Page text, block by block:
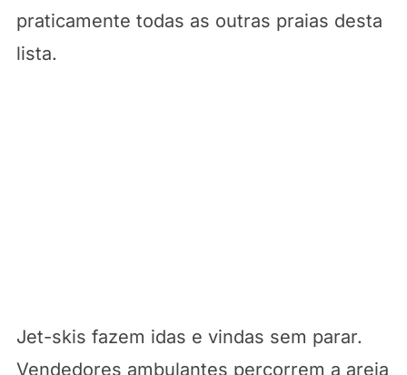
praticamente todas as outras praias desta
lista.
Jet-skis fazem idas e vindas sem parar.
Vendedores ambulantes percorrem a areia